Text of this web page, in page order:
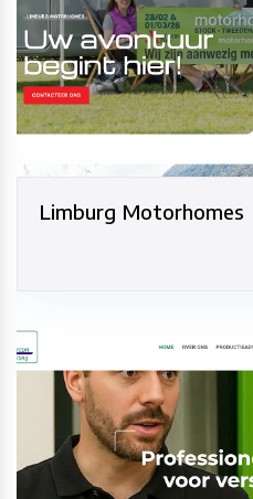
Limburg Motorhomes